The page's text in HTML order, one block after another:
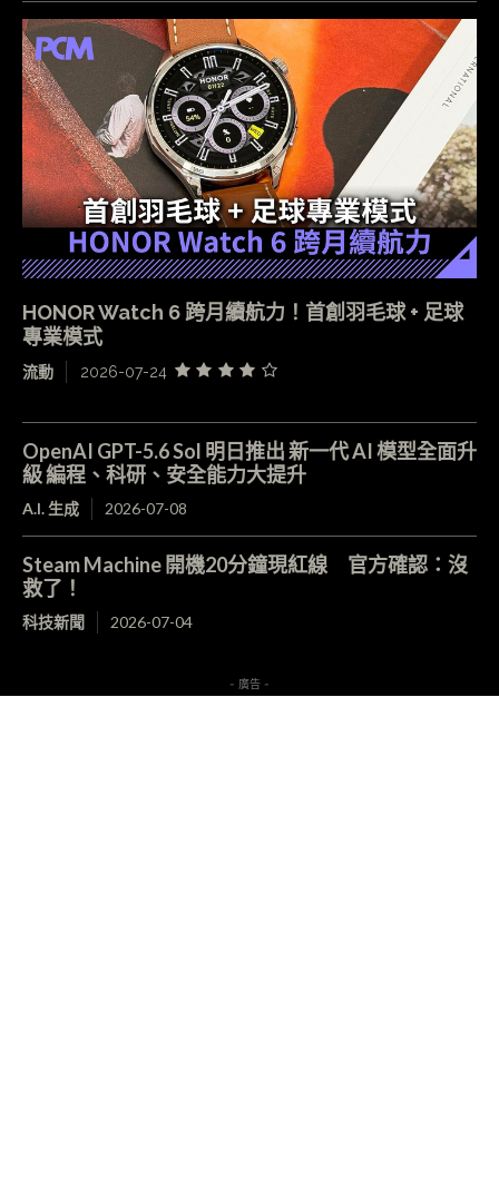
HONOR Watch 6 跨月續航力！首創羽毛球 + 足球
專業模式
流動 2026-07-24
OpenAI GPT-5.6 Sol 明日推出 新一代 AI 模型全面升
級 編程、科研、安全能力大提升
A.I. 生成 2026-07-08
Steam Machine 開機20分鐘現紅線 官方確認：沒
救了！
科技新聞 2026-07-04
- 廣告 -